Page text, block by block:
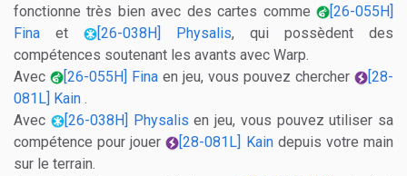
fonctionne très bien avec des cartes comme
[26-055H]
Fina et [26-038H] Physalis, qui possèdent des
compétences soutenant les avants avec Warp.
Avec
[26-055H] Fina en jeu, vous pouvez chercher
[28-
081L] Kain .
Avec
[26-038H] Physalis en jeu, vous pouvez utiliser sa
compétence pour jouer
[28-081L] Kaindepuis votre main
sur le terrain.